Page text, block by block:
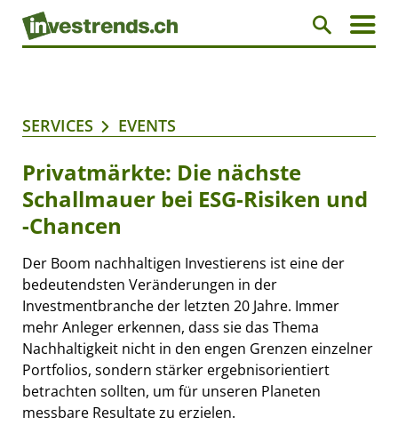
SERVICES EVENTS
Privatmärkte: Die nächste
Schallmauer bei ESG-Risiken und
-Chancen
Der Boom nachhaltigen Investierens ist eine der
bedeutendsten Veränderungen in der
Investmentbranche der letzten 20 Jahre. Immer
mehr Anleger erkennen, dass sie das Thema
Nachhaltigkeit nicht in den engen Grenzen einzelner
Portfolios, sondern stärker ergebnisorientiert
betrachten sollten, um für unseren Planeten
messbare Resultate zu erzielen.